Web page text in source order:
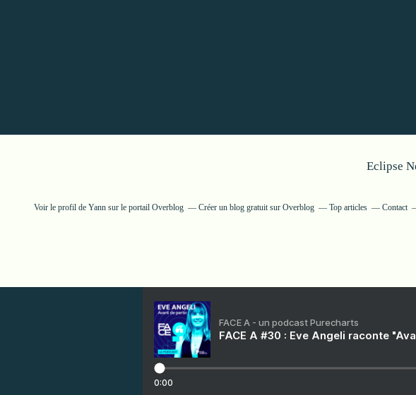
Eclipse
Voir le profil de Yann sur le portail Overblog Créer un blog gratuit sur Overblog Top articles Contact
FACE A - un podcast Purecharts
FACE A #30 : Eve Angeli raconte
0:00